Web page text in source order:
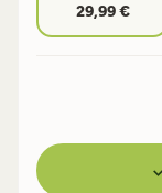
29,99 €